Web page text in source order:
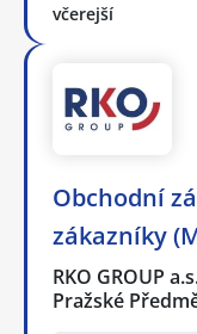
včerejší
Obchodní
zákazníky
RKO GROUP
Pražské